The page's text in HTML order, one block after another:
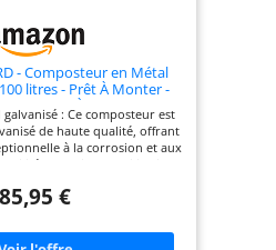
- Composteur en Métal
litres - Prêt À Monter -
Résistant À La Corrosion -
- Couleur Acier - Taille Ø48
H70
: Ce composteur est
de haute qualité, offrant
à la corrosion et aux
garantit une utilisation
l'esthétique de votre
100 litres, ce composteur est
85,95 €